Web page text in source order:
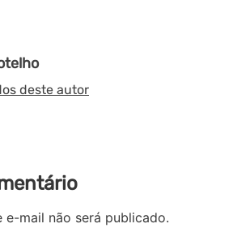
deste autor
e-mail não será publicado.